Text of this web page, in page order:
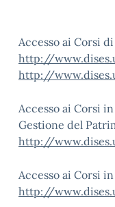
Accesso ai Corsi
http://
http://
Accesso ai Corsi
Gestione del
http://
Accesso ai Corsi
http://